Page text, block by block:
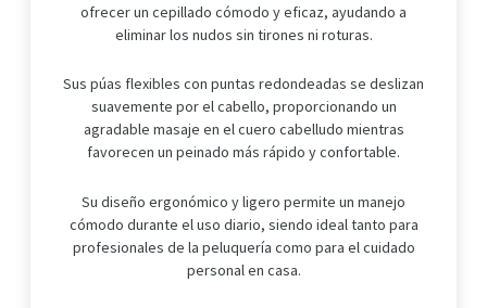
ofrecer un cepillado cómodo y eficaz, ayudando a
eliminar los nudos sin tirones ni roturas.
Sus púas flexibles con puntas redondeadas se deslizan
suavemente por el cabello, proporcionando un
agradable masaje en el cuero cabelludo mientras
favorecen un peinado más rápido y confortable.
Su diseño ergonómico y ligero permite un manejo
cómodo durante el uso diario, siendo ideal tanto para
profesionales de la peluquería como para el cuidado
personal en casa.